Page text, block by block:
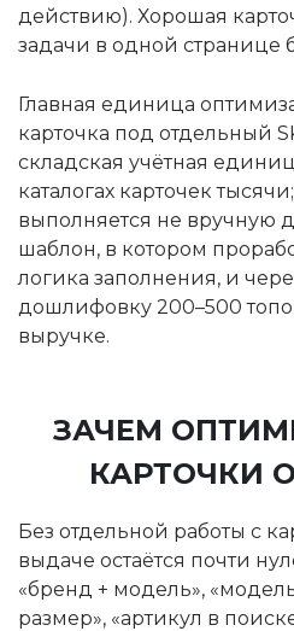
действию). Хорошая
задачи в одной странице
Главная единица
карточка под отдельный
складская учётная
каталогах карточек
выполняется не вручную
шаблон, в котором
логика заполнения, и
дошлифовку 200–500
выручке.
ЗАЧЕМ
КАРТОЧКИ
Без отдельной работы с
выдаче остаётся почти
«бренд + модель»,
размер», «артикул в